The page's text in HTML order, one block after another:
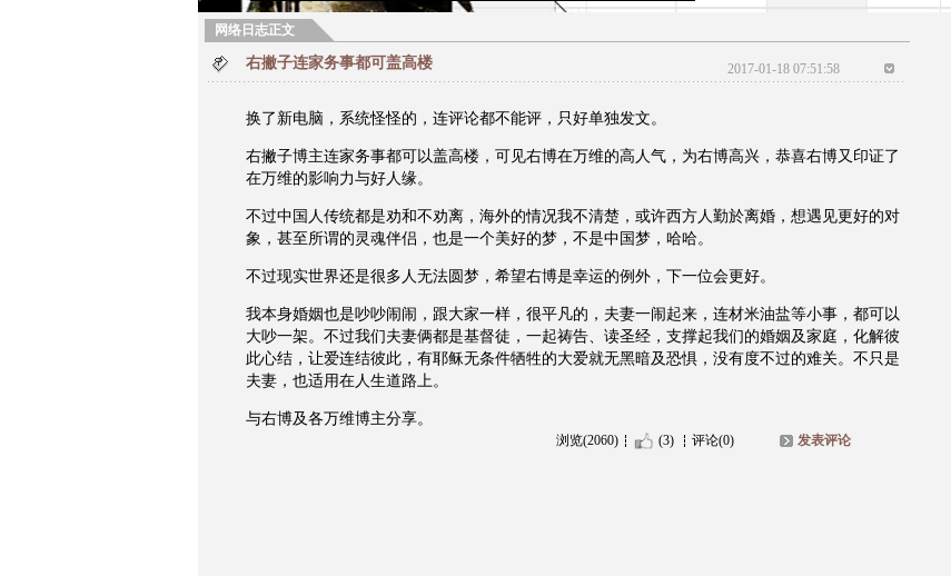
网络日志正文
右撇子连家务事都可盖高楼 2017-01-18 07:51:58
换了新电脑，系统怪怪的，连评论都不能评，只好单独发文。
右撇子博主连家务事都可以盖高楼，可见右博在万维的高人气，为右博高兴，恭喜右博又印证了
在万维的影响力与好人缘。
不过中国人传统都是劝和不劝离，海外的情况我不清楚，或许西方人勤於离婚，想遇见更好的对
象，甚至所谓的灵魂伴侣，也是一个美好的梦，不是中国梦，哈哈。
不过现实世界还是很多人无法圆梦，希望右博是幸运的例外，下一位会更好。
我本身婚姻也是吵吵闹闹，跟大家一样，很平凡的，夫妻一闹起来，连材米油盐等小事，都可以
大吵一架。不过我们夫妻俩都是基督徒，一起祷告、读圣经，支撑起我们的婚姻及家庭，化解彼
此心结，让爱连结彼此，有耶稣无条件牺牲的大爱就无黑暗及恐惧，没有度不过的难关。不只是
夫妻，也适用在人生道路上。
与右博及各万维博主分享。
浏览(2060) (3) 评论(0) 发表评论